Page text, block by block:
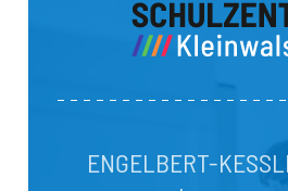
ENGELBERT-